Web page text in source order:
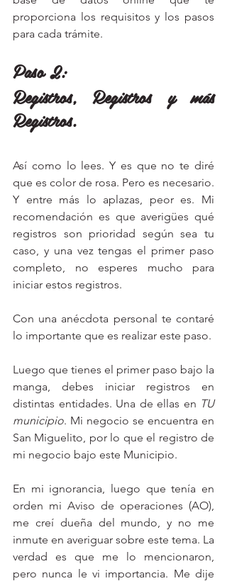
proporciona los requisitos y los pasos
para cada trámite.
Paso 2:
Registros, Registros y más
Registros.
Así como lo lees. Y es que no te diré
que es color de rosa. Pero es necesario.
Y entre más lo aplazas, peor es. Mi
recomendación es que averigües qué
registros son prioridad según sea tu
caso, y una vez tengas el primer paso
completo, no esperes mucho para
iniciar estos registros.
Con una anécdota personal te contaré
lo importante que es realizar este paso.
Luego que tienes el primer paso bajo la
manga, debes iniciar registros en
distintas entidades. Una de ellas en TU
municipio. Mi negocio se encuentra en
San Miguelito, por lo que el registro de
mi negocio bajo este Municipio.
En mi ignorancia, luego que tenía en
orden mi Aviso de operaciones (AO),
me creí dueña del mundo, y no me
inmute en averiguar sobre este tema. La
verdad es que me lo mencionaron,
pero nunca le vi importancia. Me dije